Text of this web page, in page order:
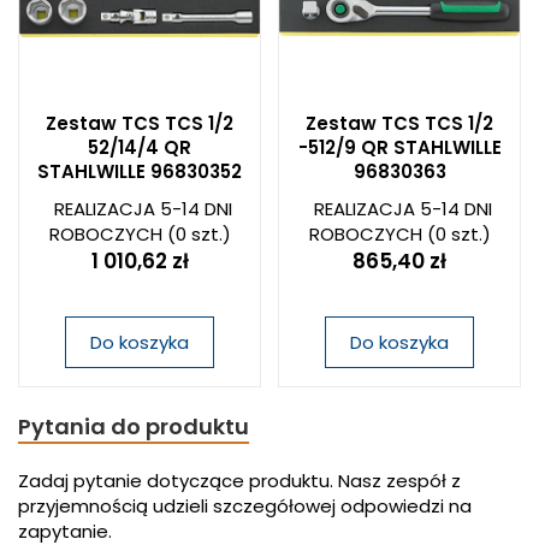
Zestaw TCS TCS 1/2
52/14/4 QR
STAHLWILLE 96830352
REALIZACJA 5-14 DNI
ROBOCZYCH(0 szt.)
1 010,62 zł
Do koszyka
Zestaw TCS TCS 1/2
-512/9 QR STAHLWILLE
96830363
REALIZACJA 5-14 DNI
ROBOCZYCH(0 szt.)
865,40 zł
Do koszyka
Pytania do produktu
Zadaj pytanie dotyczące produktu. Nasz zespół z
przyjemnością udzieli szczegółowej odpowiedzi na
zapytanie.